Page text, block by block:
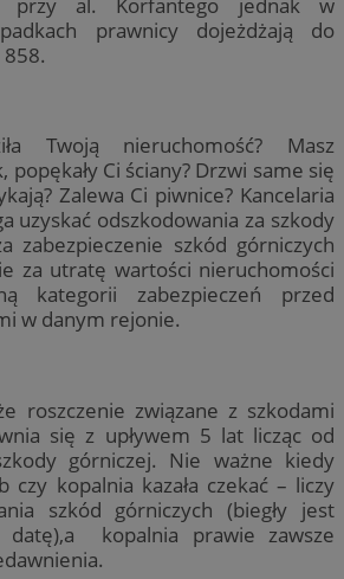
prawnicy dojeżdżają do
Twoją nieruchomość? Masz
Ci ściany? Drzwi same się
Zalewa Ci piwnice? Kancelaria
uzyskać odszkodowania za szkody
zabezpieczenie szkód górniczych
za utratę wartości nieruchomości
kategorii zabezpieczeń przed
w danym rejonie.
roszczenie związane z szkodami
się z upływem 5 lat licząc od
górniczej. Nie ważne kiedy
czy kopalnia kazała czekać – liczy
szkód górniczych (biegły jest
kopalnia prawie zawsze